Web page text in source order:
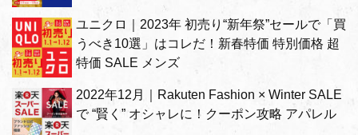
ユニクロ｜2023年 初売り“新年祭”セールで「買
うべき10選」はコレだ！新春特価 特別価格 超
特価 SALE メンズ
2022年12月｜Rakuten Fashion × Winter SALE
で “賢く” オシャレに！クーポン攻略 アパレル